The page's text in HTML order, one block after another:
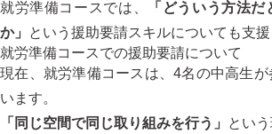
就労準備コースでは、
「どういう方法
か」
という援助要請スキルについても支援
就労準備コースでの援助要請について
現在、就労準備コースは、4名の中高生
います。
「同じ空間で同じ取り組みを行う」
とい